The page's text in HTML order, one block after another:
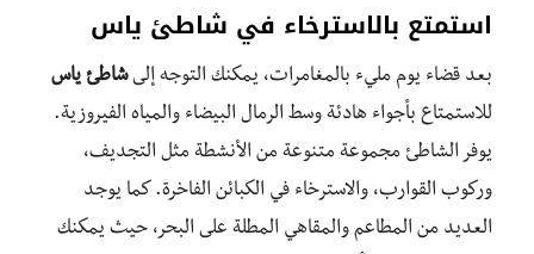
استمتع بالاسترخاء في شاطئ ياس
بعد قضاء يوم مليء بالمغامرات، يمكنك التوجه إلىشاطئ ياس
للاستمتاع بأجواء هادئة وسط الرمال البيضاء والمياه الفيروزية.
يوفر الشاطئ مجموعة متنوعة من الأنشطة مثل التجديف،
وركوب القوارب، والاسترخاء في الكبائن الفاخرة. كما يوجد
العديد من المطاعم والمقاهي المطلة على البحر، حيث يمكنك